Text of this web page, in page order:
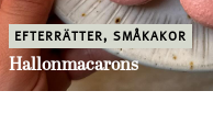
EFTERRÄTTER, SMÅKAKOR
Hallonmacarons